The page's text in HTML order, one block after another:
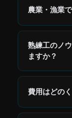
域で対応して
農業・漁業
はい。生産記
拡大など、農
す。スマホ入
熟練工のノ
ますか？
はい。AIナレ
判断基準・過
要です。
費用はどの
自動化する業